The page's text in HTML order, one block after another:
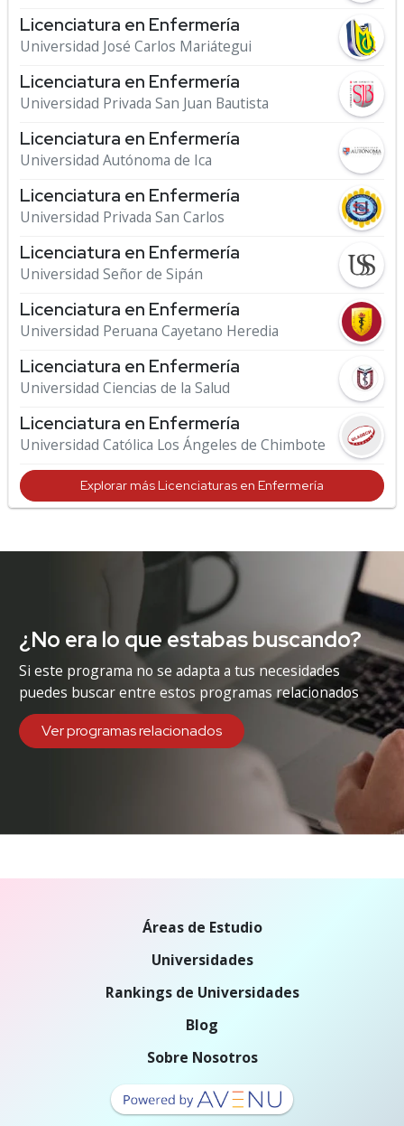
Licenciatura en Enfermería
Universidad José Carlos Mariátegui
Licenciatura en Enfermería
Universidad Privada San Juan Bautista
Licenciatura en Enfermería
Universidad Autónoma de Ica
Licenciatura en Enfermería
Universidad Privada San Carlos
Licenciatura en Enfermería
Universidad Señor de Sipán
Licenciatura en Enfermería
Universidad Peruana Cayetano Heredia
Licenciatura en Enfermería
Universidad Ciencias de la Salud
Licenciatura en Enfermería
Universidad Católica Los Ángeles de Chimbote
Explorar más Licenciaturas en Enfermería
¿No era lo que estabas buscando?
Si este programa no se adapta a tus necesidades
puedes buscar entre estos programas relacionados
Ver programas relacionados
Áreas de Estudio
Universidades
Rankings de Universidades
Blog
Sobre Nosotros